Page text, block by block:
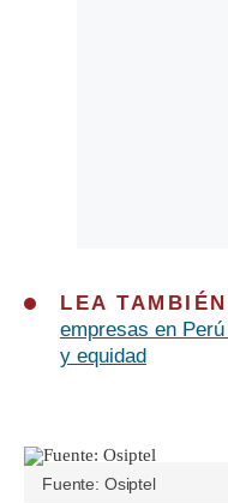
LEA
empresas en
y equidad
Fuente: Osiptel